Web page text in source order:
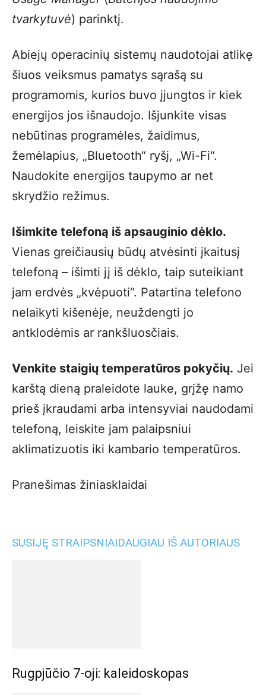
tvarkytuvė) parinktį.
Abiejų operacinių sistemų naudotojai atlikę
šiuos veiksmus pamatys sąrašą su
programomis, kurios buvo įjungtos ir kiek
energijos jos išnaudojo. Išjunkite visas
nebūtinas programėles, žaidimus,
žemėlapius, „Bluetooth“ ryšį, „Wi-Fi“.
Naudokite energijos taupymo ar net
skrydžio režimus.
Išimkite telefoną iš apsauginio dėklo.
Vienas greičiausių būdų atvėsinti įkaitusį
telefoną – išimti jį iš dėklo, taip suteikiant
jam erdvės „kvėpuoti“. Patartina telefono
nelaikyti kišenėje, neuždengti jo
antklodėmis ar rankšluosčiais.
Venkite staigių temperatūros pokyčių. Jei
karštą dieną praleidote lauke, grįžę namo
prieš įkraudami arba intensyviai naudodami
telefoną, leiskite jam palaipsniui
aklimatizuotis iki kambario temperatūros.
Pranešimas žiniasklaidai
SUSIJĘ STRAIPSNIAIDAUGIAU IŠ AUTORIAUS
Rugpjūčio 7-oji: kaleidoskopas